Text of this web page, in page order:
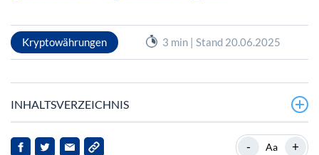
Kryptowährungen 3 min | Stand 20.06.2025
INHALTSVERZEICHNIS
Wichtige Entwicklungen in der Marktdynamik von BNB
- Aa +